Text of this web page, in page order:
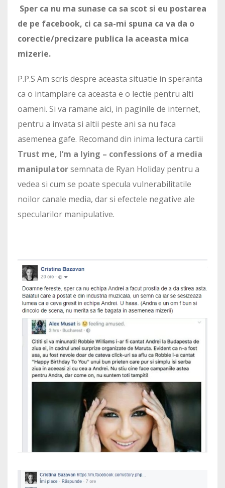
Sper ca nu ma sunase ca sa scot si eu postarea
de pe facebook, ci ca sa-mi spuna ca va da o
corectie/precizare publica la aceasta mica
mizerie.
P.P.S Am scris despre aceasta situatie in speranta
ca o intamplare ca aceasta e o lectie pentru alti
oameni. Si va ramane aici, in paginile de internet,
pentru a invata si altii peste ani sa nu faca
asemenea gafe. Recomand din inima lectura cartii
Trust me, I’m a lying – confessions of a media
manipulatorsemnata de Ryan Holiday pentru a
vedea si cum se poate specula vulnerabilitatile
noilor canale media, dar si efectele negative ale
specularilor manipulative.